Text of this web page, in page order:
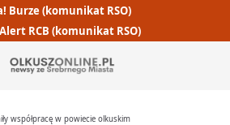
Burze (komunikat RSO)
RCB (komunikat RSO)
współpracę w powiecie olkuskim